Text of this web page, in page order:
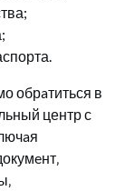
обрaтиться в
центр с